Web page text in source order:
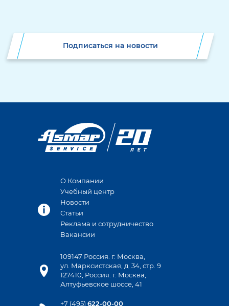
Подписаться на новости
О Компании
Учебный центр
Новости
Статьи
Реклама и сотрудничество
Вакансии
109147 Россия. г. Москва,
ул. Марксистская, д. 34, стр. 9
127410, Россия. г. Москва,
Алтуфьевское шоссе, 41
+7 (495) 622-00-00